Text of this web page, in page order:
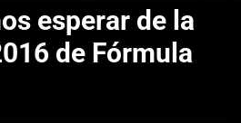
esperar de la
de Fórmula